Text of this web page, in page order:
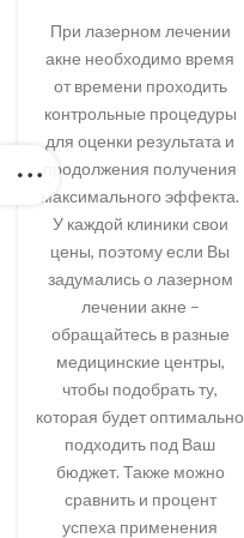
При лазерном лечении
акне необходимо время
от времени проходить
контрольные процедуры
для оценки результата и
продолжения получения
максимального эффекта.
У каждой клиники свои
цены, поэтому если Вы
задумались о лазерном
лечении акне –
обращайтесь в разные
медицинские центры,
чтобы подобрать ту,
которая будет оптимально
подходить под Ваш
бюджет. Также можно
сравнить и процент
успеха применения